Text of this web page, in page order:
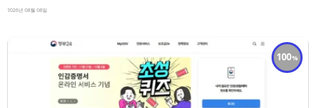
2026년 08월 08일
100